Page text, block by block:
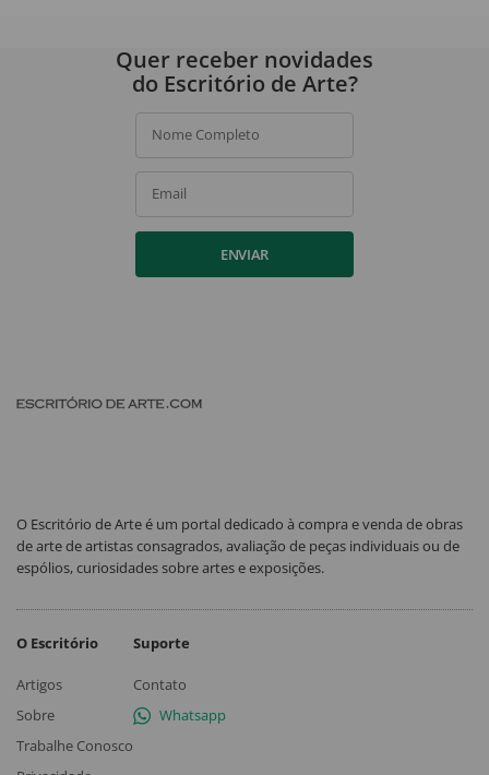
Quer receber novidades
do Escritório de Arte?
Nome Completo
Email
ENVIAR
O Escritório de Arte é um portal dedicado à compra e venda de obras
de arte de artistas consagrados, avaliação de peças individuais ou de
espólios, curiosidades sobre artes e exposições.
O Escritório
Artigos
Sobre
Trabalhe Conosco
Suporte
Contato
Whatsapp